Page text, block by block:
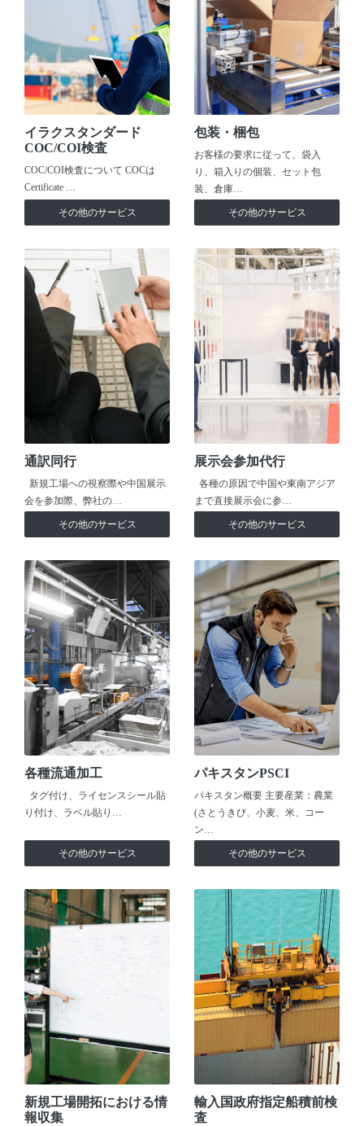
イラクスタンダード
COC/COI検査
COC/COI検査について COCは
Certificate …
その他のサービス
包装・梱包
お客様の要求に従って、袋入
り、箱入りの個装、セット包
装、倉庫…
その他のサービス
通訳同行
新規工場への視察際や中国展示
会を参加際、弊社の…
その他のサービス
展示会参加代行
各種の原因で中国や東南アジア
まで直接展示会に参…
その他のサービス
各種流通加工
タグ付け、ライセンスシール貼
り付け、ラベル貼り…
その他のサービス
パキスタンPSCI
パキスタン概要 主要産業：農業
(さとうきび、小麦、米、コー
ン…
その他のサービス
新規工場開拓における情
報収集
輸入国政府指定船積前検
査